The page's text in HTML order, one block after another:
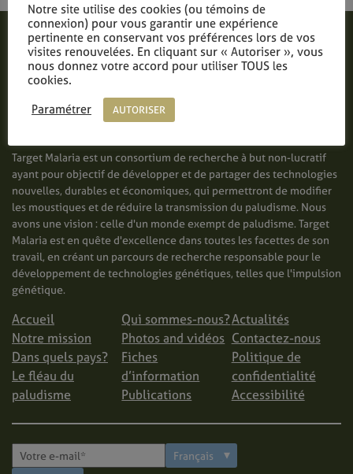
Target Malaria est un consortium de recherche à but non-lucratif
ayant pour objectif de développer et de partager des technologies
nouvelles, durables et économiques, qui permettront de modifier
les moustiques et de réduire la transmission du paludisme. Nous
avons une vision : celle d'un monde exempt de paludisme. Target
Malaria est en quête d'excellence dans toutes les facettes de son
travail, en créant un parcours de recherche responsable pour le
développement de technologies génétiques, telles que l'impulsion
génétique.
Accueil
Notre mission
Dans quels pays?
Le fléau du
paludisme
Qui sommes-nous?
Photos and vidéos
Fiches
d’information
Publications
Actualités
Contactez-nous
Politique de
confidentialité
Accessibilité
Notre site utilise des cookies (ou témoins de
connexion) pour vous garantir une expérience
pertinente en conservant vos préférences lors de vos
visites renouvelées. En cliquant sur « Autoriser », vous
nous donnez votre accord pour utiliser TOUS les
cookies.
Paramétrer
AUTORISER